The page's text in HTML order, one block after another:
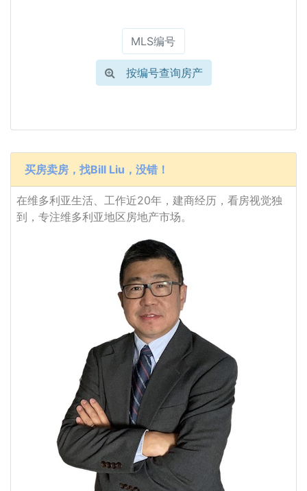
按编号查询房产
买房卖房，找Bill Liu，没错！
在维多利亚生活、工作近20年，建商经历，看房视觉独
到，专注维多利亚地区房地产市场。